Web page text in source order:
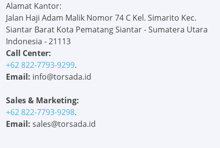
Alamat Kantor:
Jalan Haji Adam Malik Nomor 74 C Kel. Simarito Kec.
Siantar Barat Kota Pematang Siantar - Sumatera Utara
Indonesia - 21113
Call Center:
+62 822-7793-9299.
Email: info@torsada.id
Sales & Marketing:
+62 822-7793-9298.
Email: sales@torsada.id